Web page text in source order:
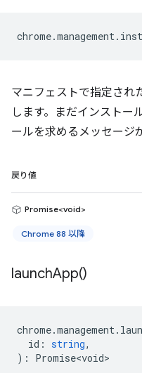
chrome.management.
マニフェストで指定され
します。まだインストー
ールを求めるメッセージ
戻り値
Promise<void>
Chrome 88 以降
launchApp()
chrome.management.
id : string,
) : Promise<void>